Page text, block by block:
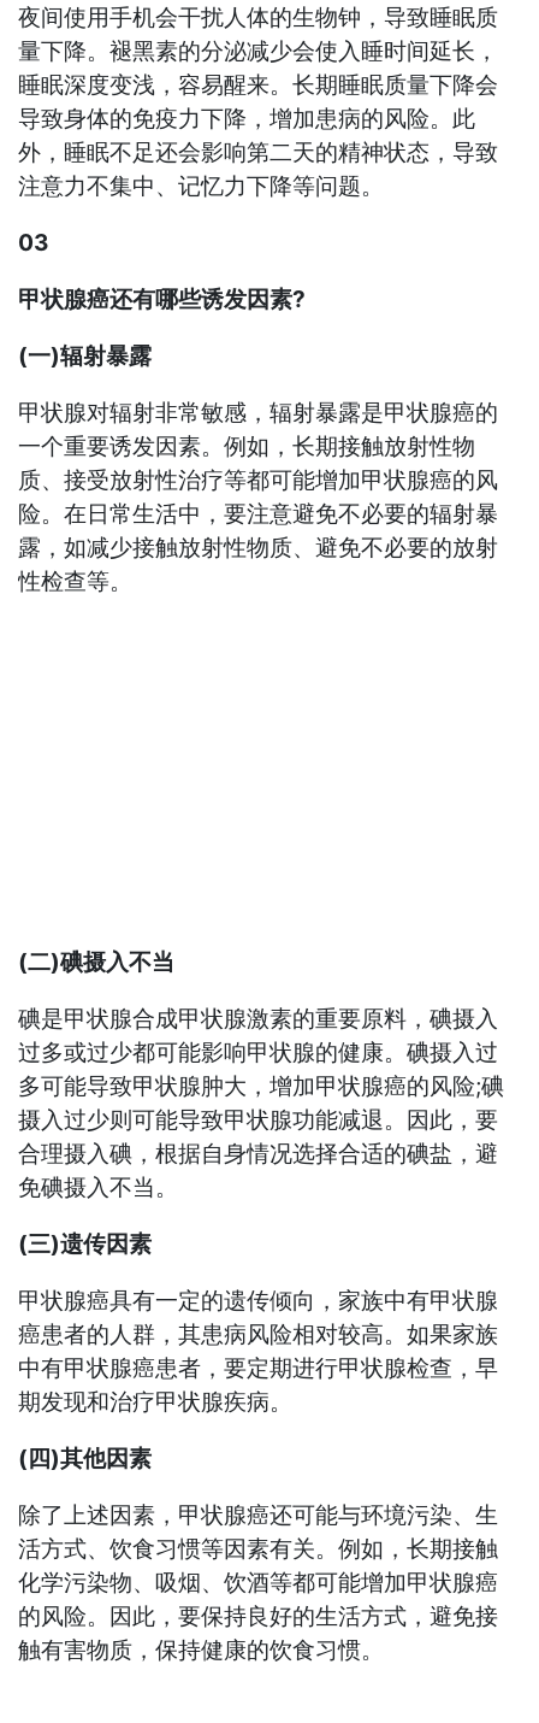
夜间使用手机会干扰人体的生物钟，导致睡眠质
量下降。褪黑素的分泌减少会使入睡时间延长，
睡眠深度变浅，容易醒来。长期睡眠质量下降会
导致身体的免疫力下降，增加患病的风险。此
外，睡眠不足还会影响第二天的精神状态，导致
注意力不集中、记忆力下降等问题。
03
甲状腺癌还有哪些诱发因素?
(一)辐射暴露
甲状腺对辐射非常敏感，辐射暴露是甲状腺癌的
一个重要诱发因素。例如，长期接触放射性物
质、接受放射性治疗等都可能增加甲状腺癌的风
险。在日常生活中，要注意避免不必要的辐射暴
露，如减少接触放射性物质、避免不必要的放射
性检查等。
(二)碘摄入不当
碘是甲状腺合成甲状腺激素的重要原料，碘摄入
过多或过少都可能影响甲状腺的健康。碘摄入过
多可能导致甲状腺肿大，增加甲状腺癌的风险;碘
摄入过少则可能导致甲状腺功能减退。因此，要
合理摄入碘，根据自身情况选择合适的碘盐，避
免碘摄入不当。
(三)遗传因素
甲状腺癌具有一定的遗传倾向，家族中有甲状腺
癌患者的人群，其患病风险相对较高。如果家族
中有甲状腺癌患者，要定期进行甲状腺检查，早
期发现和治疗甲状腺疾病。
(四)其他因素
除了上述因素，甲状腺癌还可能与环境污染、生
活方式、饮食习惯等因素有关。例如，长期接触
化学污染物、吸烟、饮酒等都可能增加甲状腺癌
的风险。因此，要保持良好的生活方式，避免接
触有害物质，保持健康的饮食习惯。